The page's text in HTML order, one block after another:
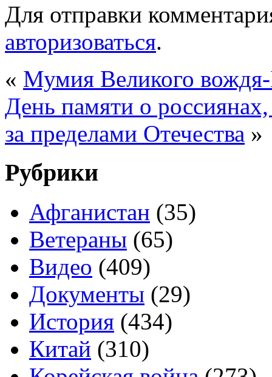
Для отправки
авторизоваться.
« Мумия Великого
День памяти о
за пределами Отечества »
Рубрики
Афганистан (35)
Ветераны (65)
Видео (409)
Документы (29)
История (434)
Китай (310)